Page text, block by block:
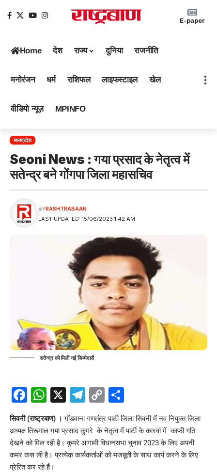
E-paper
Home देश राज्य दुनिया राजनीति
मनोरंजन धर्म राशिफल लाइफस्टाइल खेल
वीडियो न्यूज़ MPINFO
मध्यप्रदेश
Seoni News : गया प्रसाद के नेतृत्व में
सतेन्द्र बने गोंगपा जिला महासचिव
LAST UPDATED: 15/06/2023 1:42 AM
BYRASHTRABAAN
सतेन्द्र को मिली नई जिम्मेदारी
Facebook
WhatsApp
X Telegram
Copy
Link
सिवनी (राष्ट्रबाण) ।गोंडवाना गणतंत्र पार्टी जिला सिवनी में नव नियुक्त जिला
अध्यक्ष तिरूमाल गया प्रसाद कुमरे के नेतृत्व में पार्टी के कारवां में काफी गति
देखने को मिल रही है। कुमरे आगामी विधानसभा चुनाव 2023 के लिए अपनी
कमर कस ली है। प्रत्येक कार्यकर्ताओं को मजबूती के साथ कार्य करने के लिए
प्रेरित कर रहे हैं।